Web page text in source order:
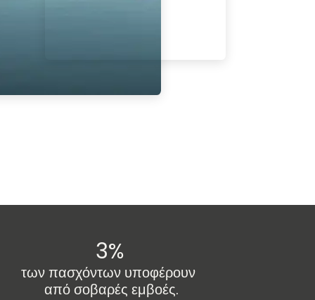
3%
των πασχόντων υποφέρουν
από σοβαρές εμβοές.